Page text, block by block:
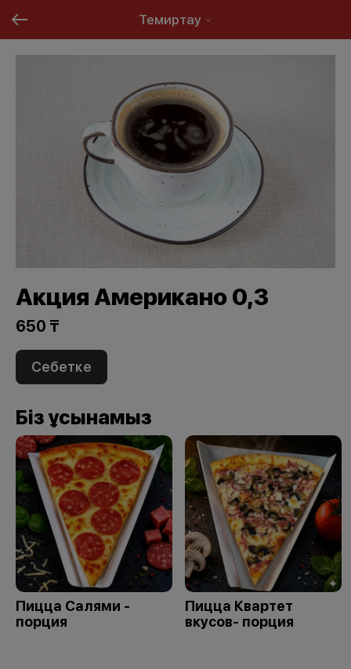
Темиртау
Акция Американо 0,3
650 ₸
Себетке
Біз ұсынамыз
Пицца Салями -
порция
Пицца Квартет
вкусов- порция